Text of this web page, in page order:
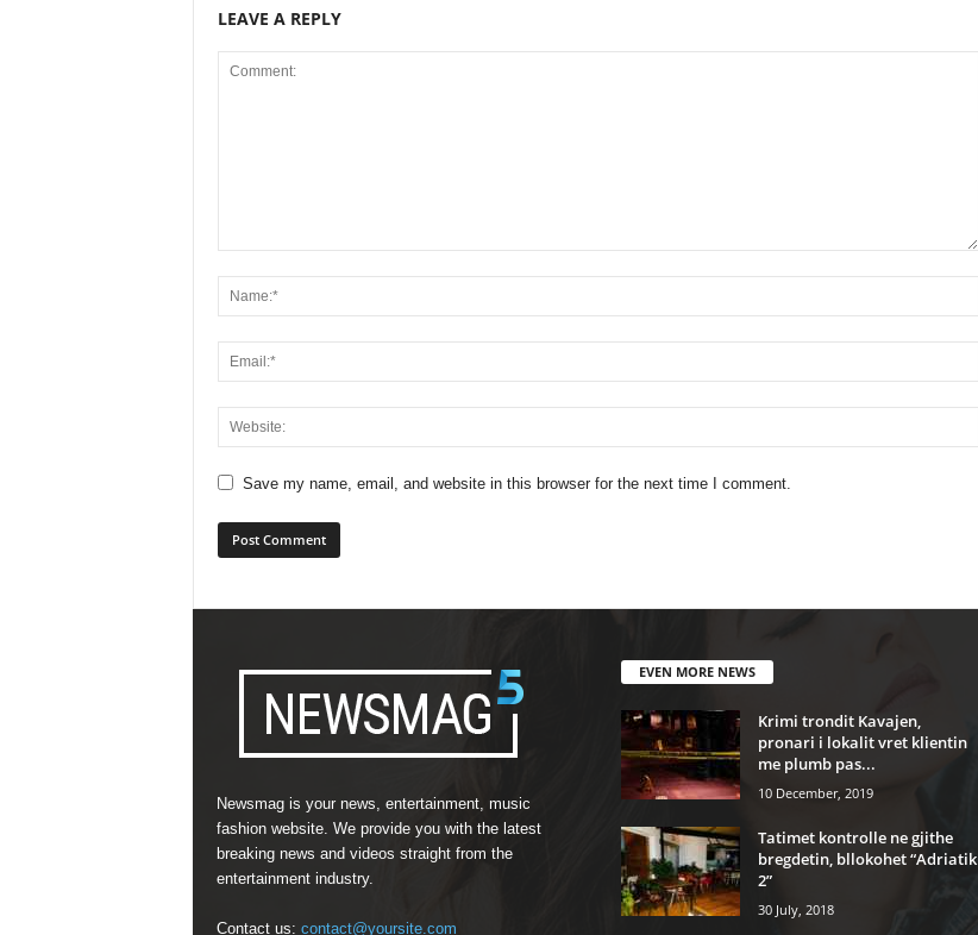
LEAVE A REPLY
Save my name, email, and website in this browser for the next time I comment.
Newsmag is your news, entertainment, music
fashion website. We provide you with the latest
breaking news and videos straight from the
entertainment industry.
Contact us: contact@yoursite.com
EVEN MORE NEWS
Krimi trondit Kavajen,
pronari i lokalit vret klientin
me plumb pas...
10 December, 2019
Tatimet kontrolle ne gjithe
bregdetin, bllokohet “Adriatik
2”
30 July, 2018